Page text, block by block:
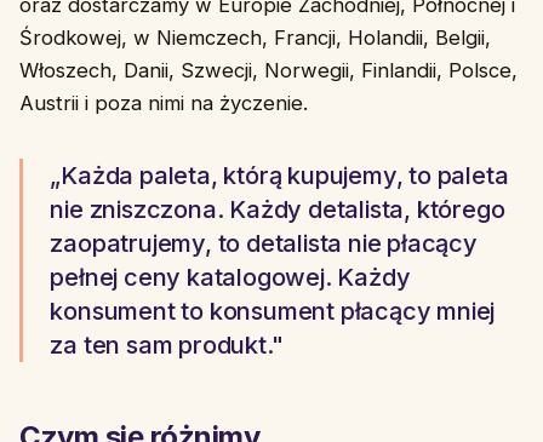
Środkowej, w Niemczech, Francji, Holandii, Belgii,
Włoszech, Danii, Szwecji, Norwegii, Finlandii, Polsce,
Austrii i poza nimi na życzenie.
„Każda paleta, którą kupujemy, to paleta
nie zniszczona. Każdy detalista, którego
zaopatrujemy, to detalista nie płacący
pełnej ceny katalogowej. Każdy
konsument to konsument płacący mniej
za ten sam produkt."